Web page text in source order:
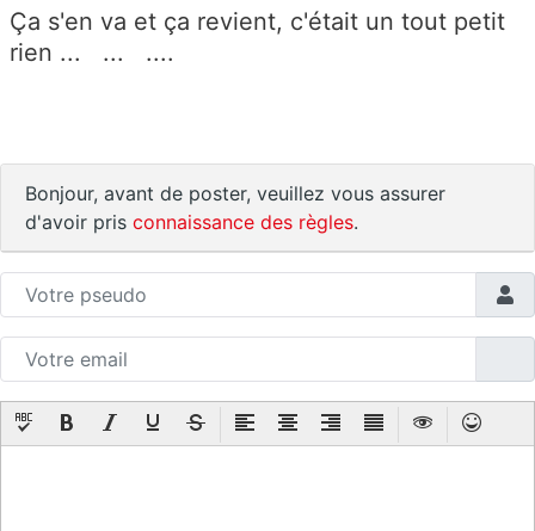
Ça s'en va et ça revient, c'était un tout petit
rien ... ... ....
Bonjour, avant de poster, veuillez vous assurer
d'avoir pris connaissance des règles.